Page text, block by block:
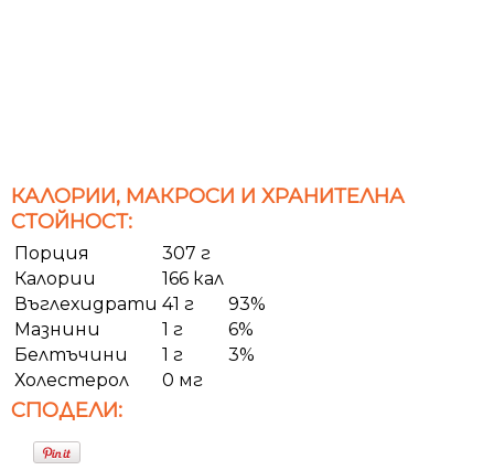
КАЛОРИИ, МАКРОСИ И ХРАНИТЕЛНА
СТОЙНОСТ:
Порция
307 г
Калории
166 кал
Въглехидрати 41 г
93%
Мазнини
1 г
6%
Белтъчини
1 г
3%
Холестерол
0 мг
СПОДЕЛИ: